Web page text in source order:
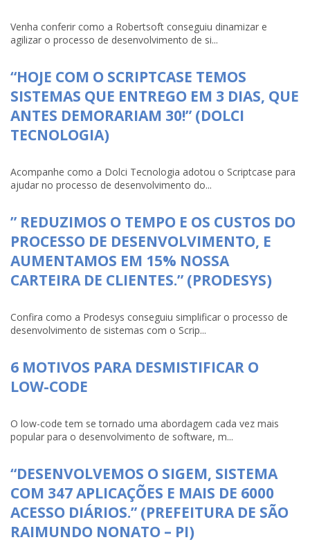
Venha conferir como a Robertsoft conseguiu dinamizar e
agilizar o processo de desenvolvimento de si...
“HOJE COM O SCRIPTCASE TEMOS
SISTEMAS QUE ENTREGO EM 3 DIAS, QUE
ANTES DEMORARIAM 30!” (DOLCI
TECNOLOGIA)
Acompanhe como a Dolci Tecnologia adotou o Scriptcase para
ajudar no processo de desenvolvimento do...
” REDUZIMOS O TEMPO E OS CUSTOS DO
PROCESSO DE DESENVOLVIMENTO, E
AUMENTAMOS EM 15% NOSSA
CARTEIRA DE CLIENTES.” (PRODESYS)
Confira como a Prodesys conseguiu simplificar o processo de
desenvolvimento de sistemas com o Scrip...
6 MOTIVOS PARA DESMISTIFICAR O
LOW-CODE
O low-code tem se tornado uma abordagem cada vez mais
popular para o desenvolvimento de software, m...
“DESENVOLVEMOS O SIGEM, SISTEMA
COM 347 APLICAÇÕES E MAIS DE 6000
ACESSO DIÁRIOS.” (PREFEITURA DE SÃO
RAIMUNDO NONATO – PI)